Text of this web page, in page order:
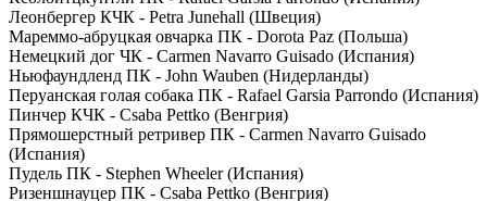
Леонбергер КЧК - Petra Junehall (Швеция)
Мареммо-абруцкая овчарка ПК - Dorota Paz (Польша)
Немецкий дог ЧК - Carmen Navarro Guisado (Испания)
Ньюфаундленд ПК - John Wauben (Нидерланды)
Перуанская голая собака ПК - Rafael Garsia Parrondo (Испания)
Пинчер КЧК - Csaba Pettko (Венгрия)
Прямошерстный ретривер ПК - Carmen Navarro Guisado
(Испания)
Пудель ПК - Stephen Wheeler (Испания)
Ризеншнауцер ПК - Csaba Pettko (Венгрия)